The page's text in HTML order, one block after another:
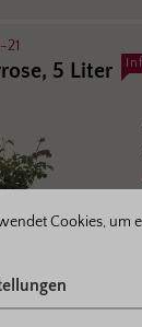
21
5 Liter
Cookies, um